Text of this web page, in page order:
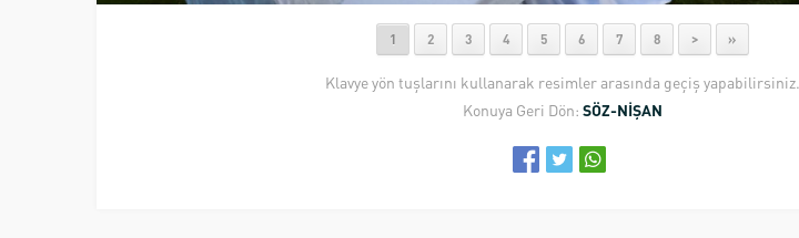
1 2 3 4 5 6 7 8 > »
Klavye yön tuşlarını kullanarak resimler arasında geçiş yapabilirsiniz.
Konuya Geri Dön: SÖZ-NİŞAN